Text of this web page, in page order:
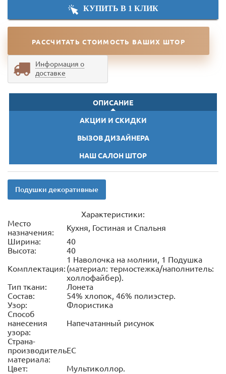
КУПИТЬ В 1 КЛИК
РАССЧИТАТЬ СТОИМОСТЬ ВАШИХ ШТОР
Информация о
доставке
ОПИСАНИЕ
АКЦИИ И СКИДКИ
ВЫЗОВ ДИЗАЙНЕРА
НАШ САЛОН ШТОР
Подушки декоративные
Характеристики:
Место
назначения:
Кухня, Гостиная и Спальня
Ширина:
40
Высота:
40
Комплектация:
1 Наволочка на молнии, 1 Подушка
(материал: термостежка/наполнитель:
холлофайбер).
Тип ткани:
Лонета
Состав:
54% хлопок, 46% полиэстер.
Узор:
Флористика
Способ
нанесения
узора:
Напечатанный рисунок
Страна-
производитель
материала:
ЕС
Цвет:
Мультиколлор.